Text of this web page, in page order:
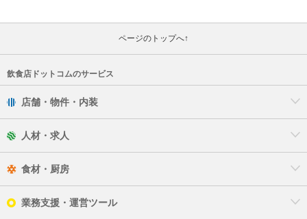
ページのトップへ↑
飲食店ドットコムのサービス
店舗・物件・内装
人材・求人
食材・厨房
業務支援・運営ツール